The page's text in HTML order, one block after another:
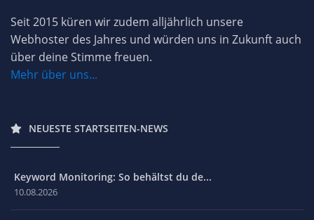
Seit 2015 küren wir zudem alljährlich unsere
Webhoster des Jahres und würden uns in Zukunft auch
über deine Stimme freuen.
Mehr über uns...
NEUESTE STARTSEITEN-NEWS
Keyword Monitoring: So behältst du de...
10.08.2026